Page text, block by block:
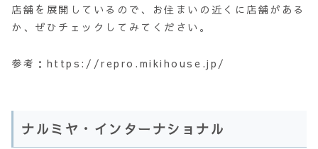
店舗を展開しているので、お住まいの近くに店舗がある
か、ぜひチェックしてみてください。
参考：https://repro.mikihouse.jp/
ナルミヤ・インターナショナル